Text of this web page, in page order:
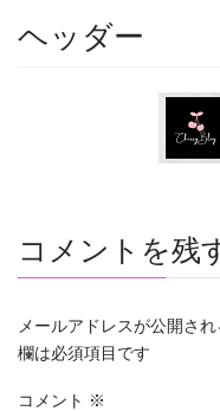
ヘッダー
コメントを残
メールアドレスが公開さ
欄は必須項目です
コメント ※